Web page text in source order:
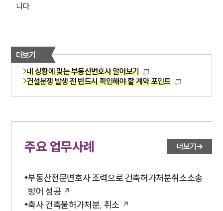
니다.
더보기
내 상황에 맞는 부동산변호사 알아보기
건설분쟁 발생 전 반드시 확인해야 할 계약 포인트
주요 업무사례 더보기
부동산전문변호사 조력으로 건축허가처분취소소송
방어 성공
축사 건축불허가처분, 취소